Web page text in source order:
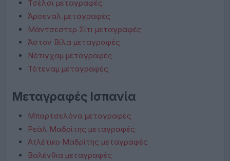
Τσέλσι μεταγραφές
Άρσεναλ μεταγραφές
Μάντσεστερ Σίτι μεταγραφές
Άστον Βίλα μεταγραφές
Νότιγχαμ μεταγραφές
Τότεναμ μεταγραφές
Μεταγραφές Ισπανία
Μπαρτσελόνα μεταγραφές
Ρεάλ Μαδρίτης μεταγραφές
Ατλέτικο Μαδρίτης μεταγραφές
Βαλένθια μεταγραφές